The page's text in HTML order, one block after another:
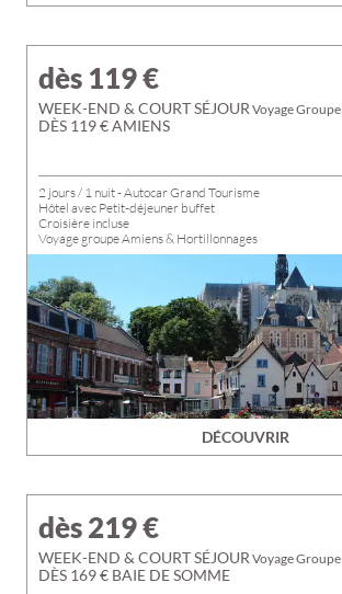
dès 119€
WEEK-END & COURT SÉJOUR Voyage Groupe
DÈS 119 € AMIENS
2 jours / 1 nuit - Autocar Grand Tourisme
Hôtel avec Petit-déjeuner buffet
Croisière incluse
Voyage groupe Amiens & Hortillonnages
DÉCOUVRIR
dès 219€
WEEK-END & COURT SÉJOUR Voyage Groupe
DÈS 169 € BAIE DE SOMME